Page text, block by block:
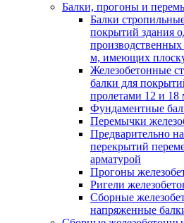
Балки, прогоны и
Балки
покрытий здания
м, имеющих
Железобетонные
балки для
пролетами 12 и 18
Фундаментные
Перемычки
Предварительно
перекрытий
арматурой
Прогоны
Ригели
Сборные
напряженные